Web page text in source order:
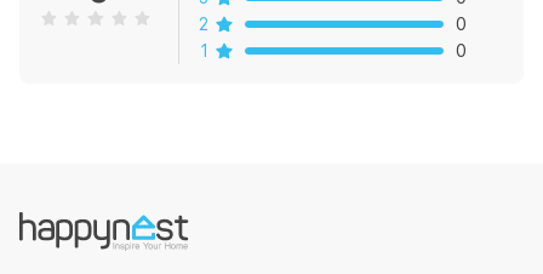
2
0
1
0